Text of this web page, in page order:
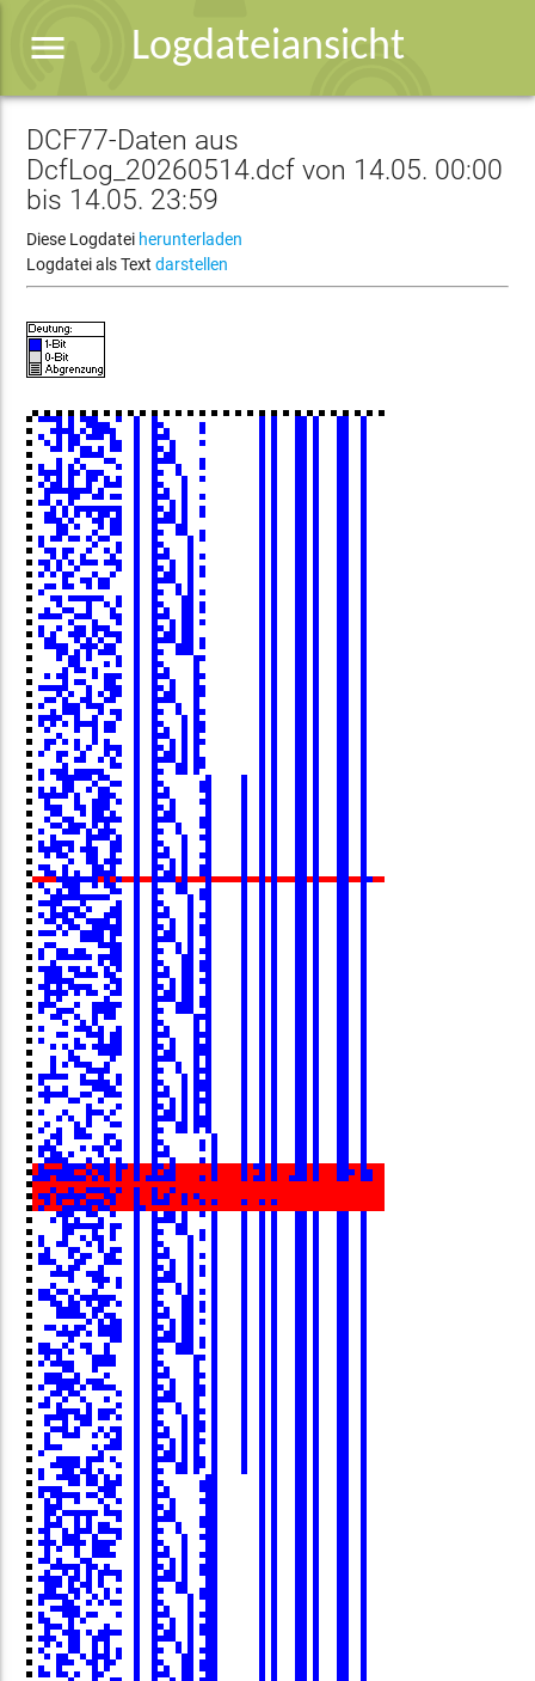
Logdateiansicht
menu
DCF77-Daten aus
DcfLog_20260514.dcf von 14.05. 00:00
bis 14.05. 23:59
Diese Logdatei herunterladen
Logdatei als Textdarstellen